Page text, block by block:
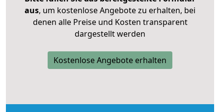
aus, um kostenlose Angebote zu erhalten, bei
denen alle Preise und Kosten transparent
dargestellt werden
Kostenlose Angebote erhalten